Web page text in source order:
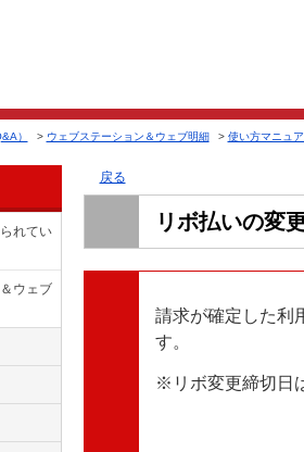
） > ウェブステーション＆ウェブ明細 > 使い方マニュ
れてい
ウェブ
戻る
リボ払いの変
請求が確定した利
す。
※リボ変更締切日